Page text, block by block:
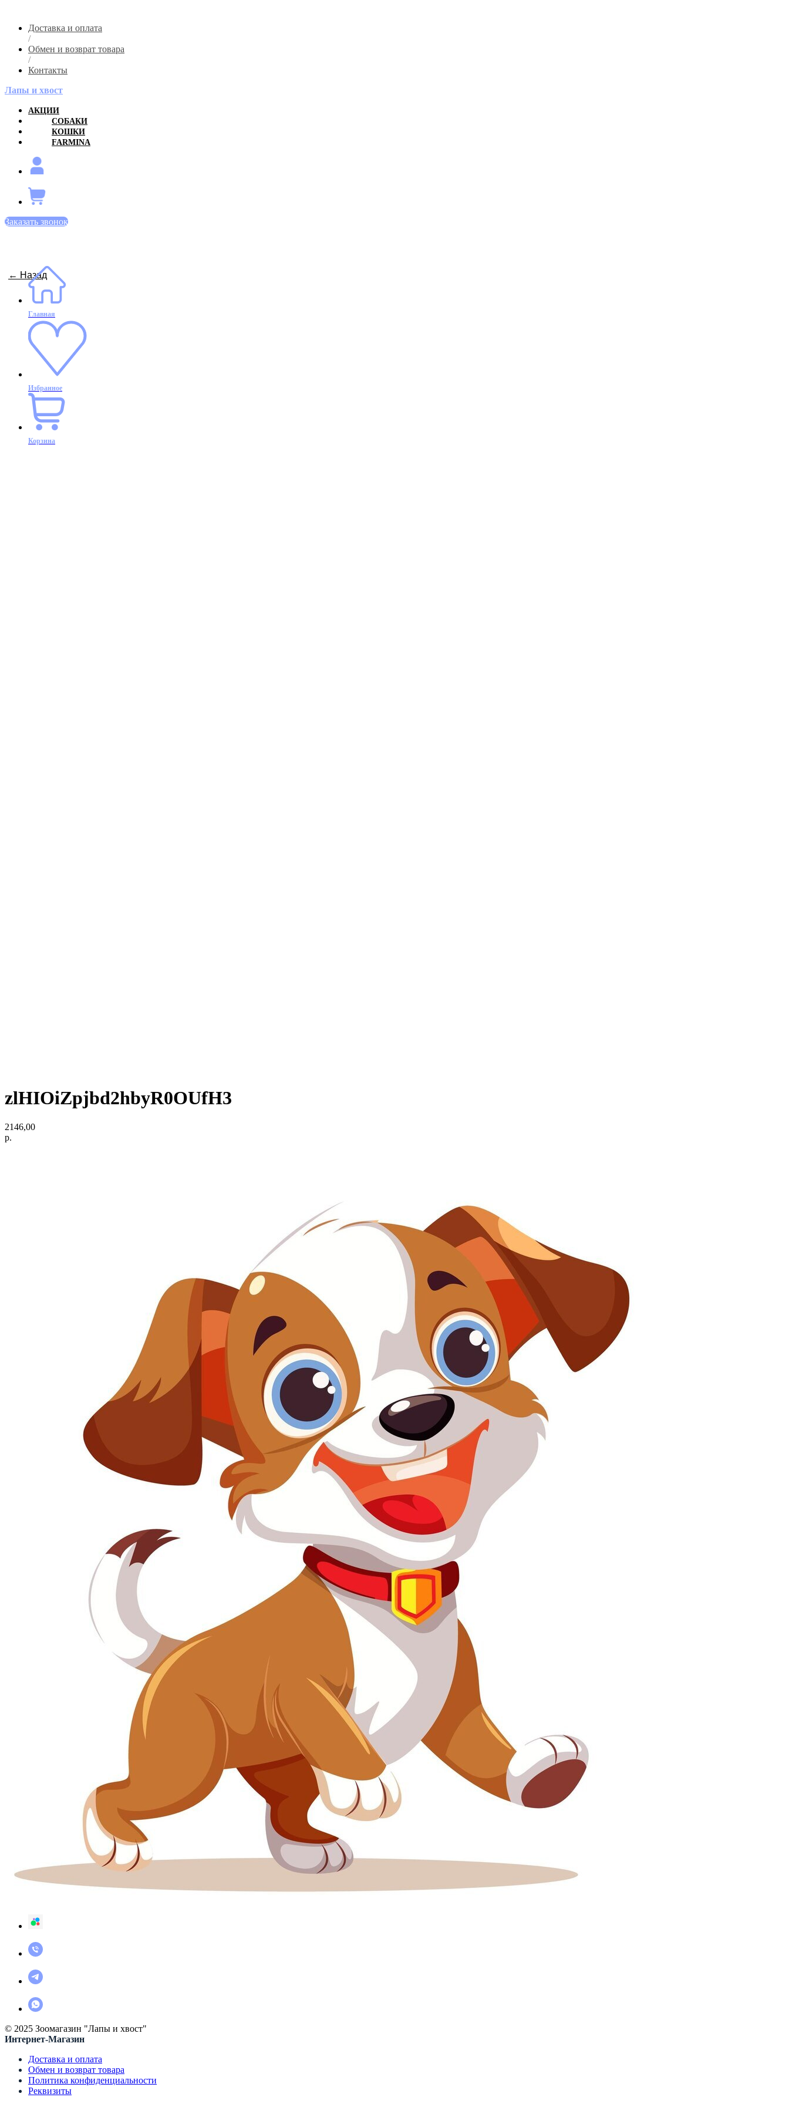
Доставка и оплата
/
Обмен и возврат товара
/
Контакты
Лапы и хвост
АКЦИИ
СОБАКИ
КОШКИ
FARMINA
Заказать звонок
← Назад
Главная
Избранное
Корзина
zlHIOiZpjbd2hbyR0OUfH3
2146,00
р.
© 2025 Зоомагазин "Лапы и хвост"
Интернет-Магазин
Доставка и оплата
Обмен и возврат товара
Политика конфиденциальности
Реквизиты